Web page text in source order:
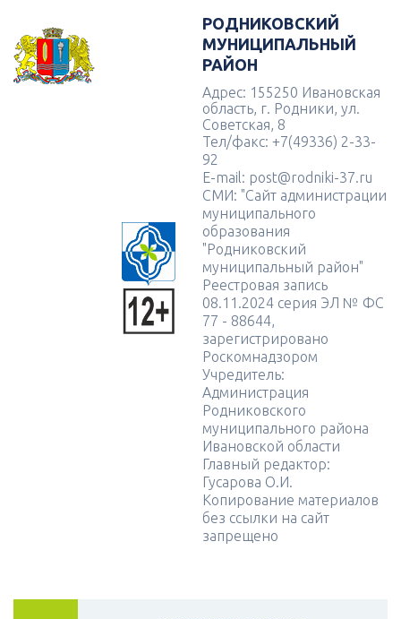
РОДНИКОВСКИЙ
МУНИЦИПАЛЬНЫЙ
РАЙОН
Адрес: 155250 Ивановская
область, г. Родники, ул.
Советская, 8
Тел/факс: +7(49336) 2-33-
92
E-mail: post@rodniki-37.ru
СМИ: "Сайт администрации
муниципального
образования
"Родниковский
муниципальный район"
Реестровая запись
08.11.2024 серия ЭЛ № ФС
77 - 88644,
зарегистрировано
Роскомнадзором
Учредитель:
Администрация
Родниковского
муниципального района
Ивановской области
Главный редактор:
Гусарова О.И.
Копирование материалов
без ссылки на сайт
запрещено